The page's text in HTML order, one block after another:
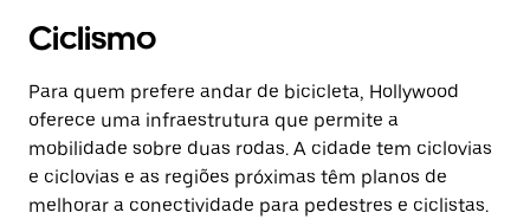
Ciclismo
Para quem prefere andar de bicicleta, Hollywood
oferece uma infraestrutura que permite a
mobilidade sobre duas rodas. A cidade tem ciclovias
e ciclovias e as regiões próximas têm planos de
melhorar a conectividade para pedestres e ciclistas.